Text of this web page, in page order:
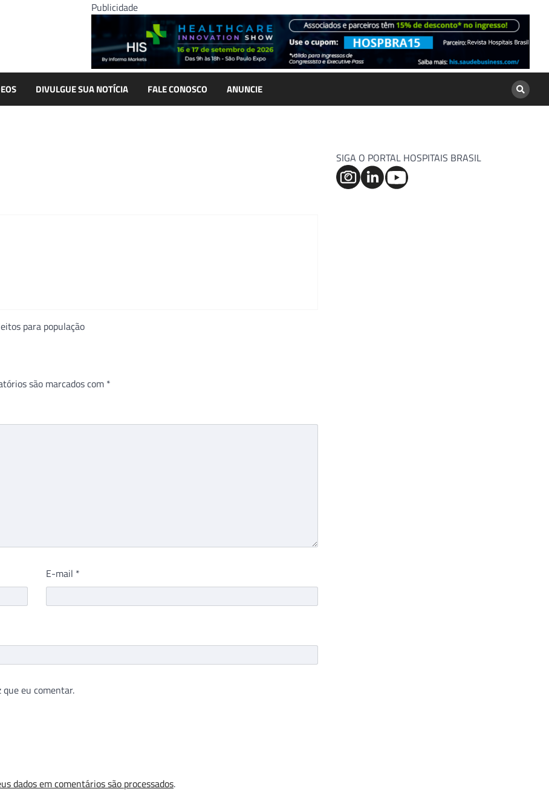
Publicidade
DIVULGUE SUA NOTÍCIA FALE CONOSCO ANUNCIE
para população
são marcados com *
E-mail *
eu comentar.
dados em comentários são processados.
SIGA O PORTAL HOSPITAIS BRASIL